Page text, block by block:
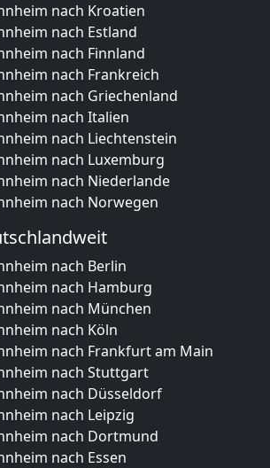
nach Kroatien
nach Estland
nach Finnland
nach Frankreich
nach Griechenland
nach Italien
nach Liechtenstein
nach Luxemburg
nach Niederlande
nach Norwegen
nach Berlin
nach Hamburg
nach München
nach Köln
nach Frankfurt am Main
nach Stuttgart
nach Düsseldorf
nach Leipzig
nach Dortmund
nach Essen